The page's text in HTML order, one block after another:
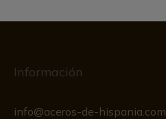
Información
info@aceros-de-hispania.com